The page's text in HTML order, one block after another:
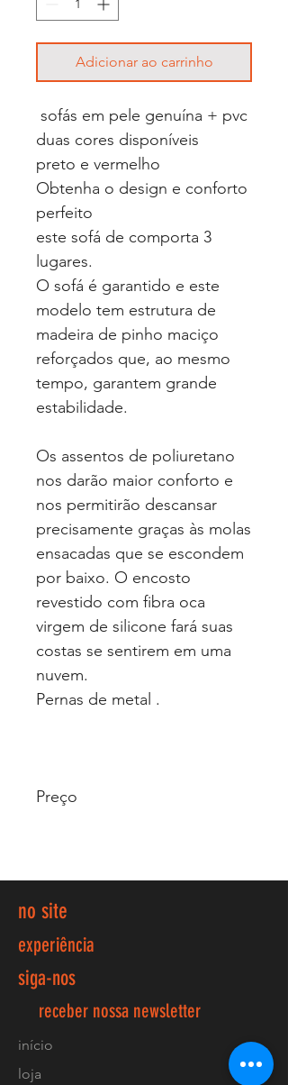
Adicionar ao carrinho
sofás em pele genuína + pvc
duas cores disponíveis
preto e vermelho
Obtenha o design e conforto
perfeito
este sofá de comporta 3
lugares.
O sofá é garantido e este
modelo tem estrutura de
madeira de pinho maciço
reforçados que, ao mesmo
tempo, garantem grande
estabilidade.
Os assentos de poliuretano
nos darão maior conforto e
nos permitirão descansar
precisamente graças às molas
ensacadas que se escondem
por baixo. O encosto
revestido com fibra oca
virgem de silicone fará suas
costas se sentirem em uma
nuvem.
Pernas de metal .
Preço
no site
experiência
siga-nos
receber nossa newsletter
início
loja